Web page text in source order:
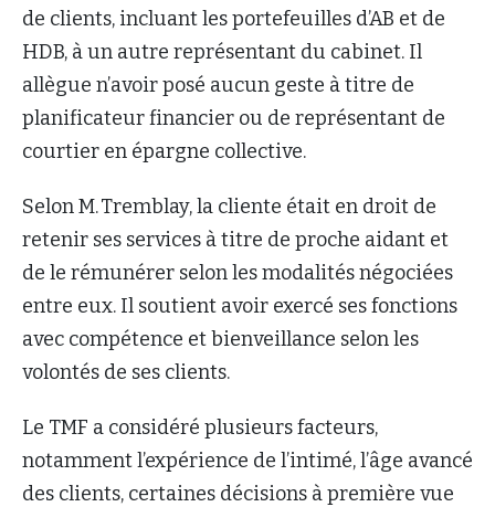
de clients, incluant les portefeuilles d’AB et de
HDB, à un autre représentant du cabinet. Il
allègue n’avoir posé aucun geste à titre de
planificateur financier ou de représentant de
courtier en épargne collective.
Selon M. Tremblay, la cliente était en droit de
retenir ses services à titre de proche aidant et
de le rémunérer selon les modalités négociées
entre eux. Il soutient avoir exercé ses fonctions
avec compétence et bienveillance selon les
volontés de ses clients.
Le TMF a considéré plusieurs facteurs,
notamment l’expérience de l’intimé, l’âge avancé
des clients, certaines décisions à première vue